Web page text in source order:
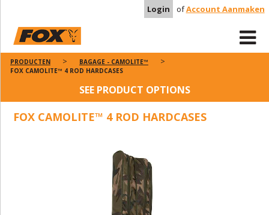
Login ofAccount Aanmaken
PRODUCTEN
BAGAGE - CAMOLITE™
FOX CAMOLITE™ 4 ROD HARDCASES
SEE PRODUCT OPTIONS
FOX CAMOLITE™ 4 ROD HARDCASES